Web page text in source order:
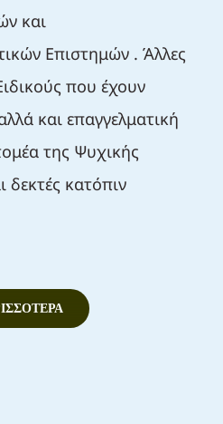
και
Επιστημών . Άλλες
που έχουν
και επαγγελματική
της Ψυχικής
δεκτές κατόπιν